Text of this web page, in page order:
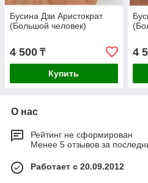
Бусина Дзи Аристократ
(Большой человек)
4 500 ₸
Купить
4
О нас
Рейтинг не сформирован
Менее 5 отзывов за
Работает с 20.09.2012